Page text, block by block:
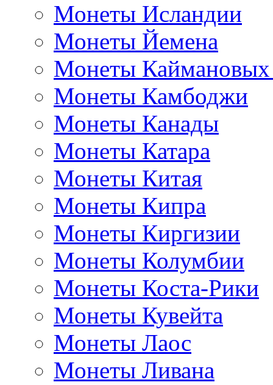
Монеты Исландии
Монеты Йемена
Монеты Каймановых
Монеты Камбоджи
Монеты Канады
Монеты Катара
Монеты Китая
Монеты Кипра
Монеты Киргизии
Монеты Колумбии
Монеты Коста-Рики
Монеты Кувейта
Монеты Лаос
Монеты Ливана